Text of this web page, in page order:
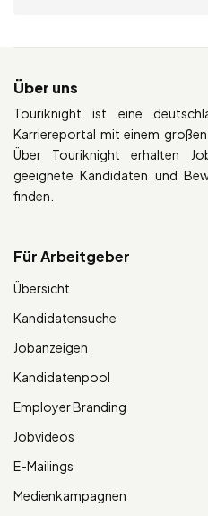
Über uns
Touriknight ist eine
Karriereportal mit einem
Über Touriknight erhalten
geeignete Kandidaten und
finden.
Für Arbeitgeber
Übersicht
Kandidatensuche
Jobanzeigen
Kandidatenpool
Employer Branding
Jobvideos
E-Mailings
Medienkampagnen